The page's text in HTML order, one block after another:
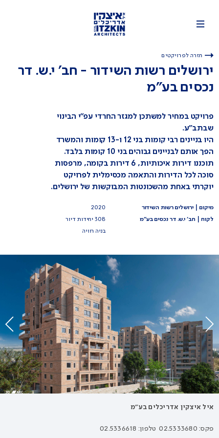
חזרה לפרויקטים
ירושלים רשות השידור - חב' י.ש. דר
נכסים בע"מ
פרויקט במחיר למשתכן למגזר החרדי עפ"י הבינוי
שבתב"ע.
היו בניינים רבי קומות בני 12 ו-13 קומות והמשרד
הפך אותם לבניינים גבוהים בני 10 קומות בלבד.
תוכננו דירות איכותיות, 6 דירות בקומה, מרפסות
סוכה לכל הדירות והתאמה מכסימלית לפרויקט
יוקרתי באחת מהשכונטות המבוקשות של ירושלים.
מיקום | ירושלים רשות השידור
לקוח | חב' י.ש. דר נכסים בע"מ
2020
308 יחידות דיור
בניה רוויה
איל איצקין אדריכלים בע״מ
פקס: 02.5333680 טלפון: 02.5336618